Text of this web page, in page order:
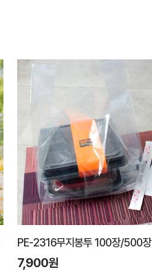
PE-2316무지봉투 100장/500장
7,900원